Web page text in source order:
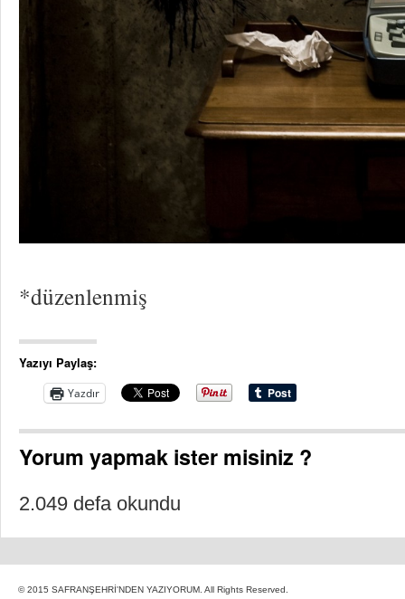
*düzenlenmiş
Yazıyı Paylaş:
Yazdır
Yorum yapmak ister misiniz ?
2.049 defa okundu
© 2015 SAFRANŞEHRİ'NDEN YAZIYORUM. All Rights Reserved.